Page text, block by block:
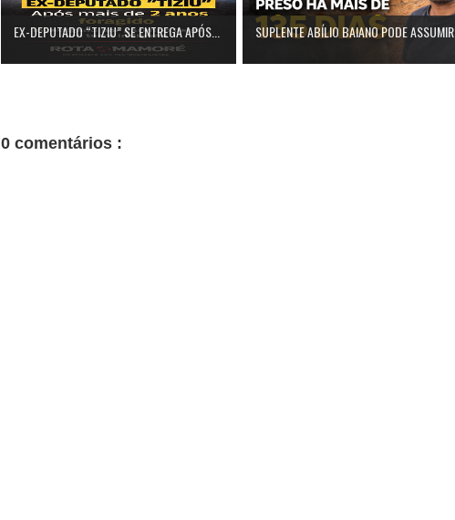
EX-DEPUTADO “TIZIU” SE ENTREGA APÓS... SUPLENTE ABÍLIO BAIANO PODE ASSUMIR...
0 comentários :